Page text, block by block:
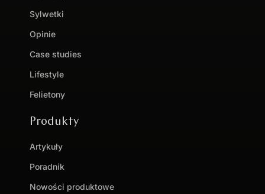
Sylwetki
Opinie
Case studies
Lifestyle
Felietony
Produkty
Artykuły
Poradnik
Nowości produktowe